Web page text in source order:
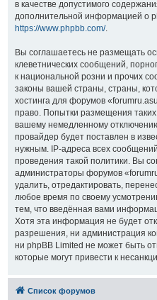
в качестве допустимого
дополнительной информацией о
https://www.phpbb.com/.
Вы соглашаетесь не размещать
клеветнических сообщений,
к национальной розни и прочих
законы вашей страны, страны,
хостинга для форумов
право. Попытки размещения
вашему немедленному
провайдер будет поставлен в
нужным. IP-адреса всех
проведения такой политики. Вы
администраторы форумов
удалить, отредактировать,
любое время по своему
тем, что введённая вами
Хотя эта информация не будет
разрешения, ни администрация
ни phpBB Limited не может быть
которые могут привести к
Список форумов